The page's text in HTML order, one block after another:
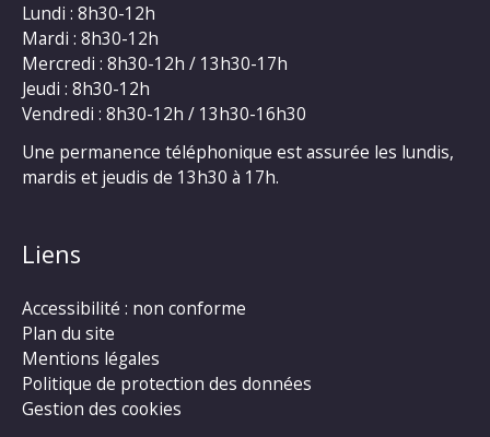
Lundi : 8h30-12h
Mardi : 8h30-12h
Mercredi : 8h30-12h / 13h30-17h
Jeudi : 8h30-12h
Vendredi : 8h30-12h / 13h30-16h30
Une permanence téléphonique est assurée les lundis,
mardis et jeudis de 13h30 à 17h.
Liens
Accessibilité : non conforme
Plan du site
Mentions légales
Politique de protection des données
Gestion des cookies